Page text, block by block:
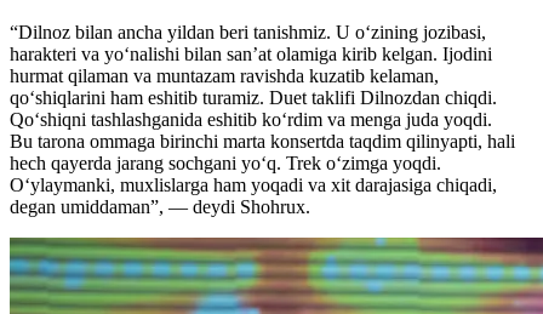
“Dilnoz bilan ancha yildan beri tanishmiz. U o‘zining jozibasi,
harakteri va yo‘nalishi bilan san’at olamiga kirib kelgan. Ijodini
hurmat qilaman va muntazam ravishda kuzatib kelaman,
qo‘shiqlarini ham eshitib turamiz. Duet taklifi Dilnozdan chiqdi.
Qo‘shiqni tashlashganida eshitib ko‘rdim va menga juda yoqdi.
Bu tarona ommaga birinchi marta konsertda taqdim qilinyapti, hali
hech qayerda jarang sochgani yo‘q. Trek o‘zimga yoqdi.
O‘ylaymanki, muxlislarga ham yoqadi va xit darajasiga chiqadi,
degan umiddaman”, — deydi Shohrux.